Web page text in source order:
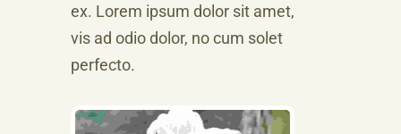
ex. Lorem ipsum dolor sit amet,
vis ad odio dolor, no cum solet
perfecto.